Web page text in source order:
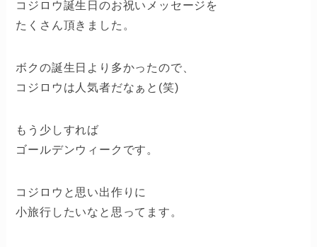
コジロウ誕生日のお祝いメッセージを
たくさん頂きました。
ボクの誕生日より多かったので、
コジロウは人気者だなぁと(笑)
もう少しすれば
ゴールデンウィークです。
コジロウと思い出作りに
小旅行したいなと思ってます。